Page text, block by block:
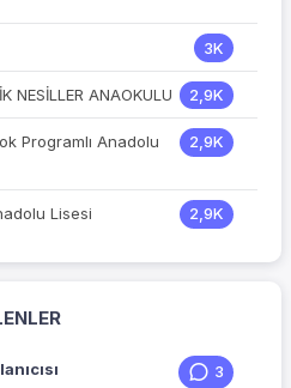
3K
NESİLLER ANAOKULU 2,9K
Programlı Anadolu
2,9K
Lisesi 2,9K
3